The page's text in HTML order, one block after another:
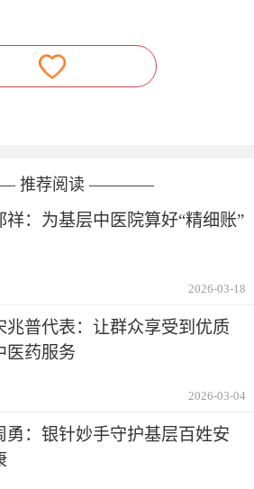
推荐阅读 ————
祥：为基层中医院算好“精细账”
2026-03-18
兆普代表：让群众享受到优质
医药服务
2026-03-04
勇：银针妙手守护基层百姓安